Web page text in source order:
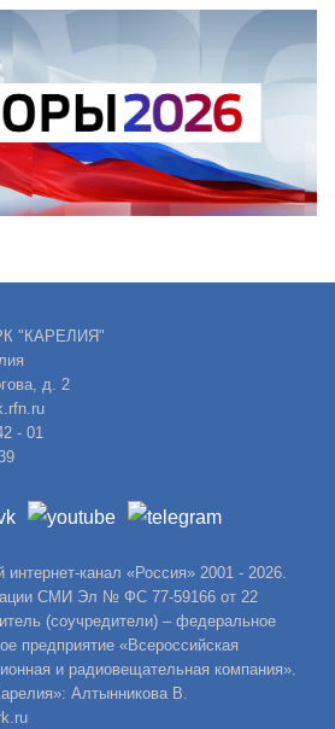
"КАРЕЛИЯ"
д. 2
- 01
канал «Россия» 2001 - 2026.
СМИ Эл № ФС 77-59166 от 22
(соучредители) – федеральное
предприятие «Всероссийская
и радиовещательная компания».
Алтынникова В.